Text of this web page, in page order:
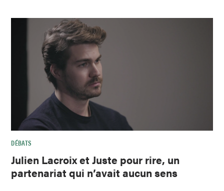
DÉBATS
Julien Lacroix et Juste pour rire, un
partenariat qui n’avait aucun sens